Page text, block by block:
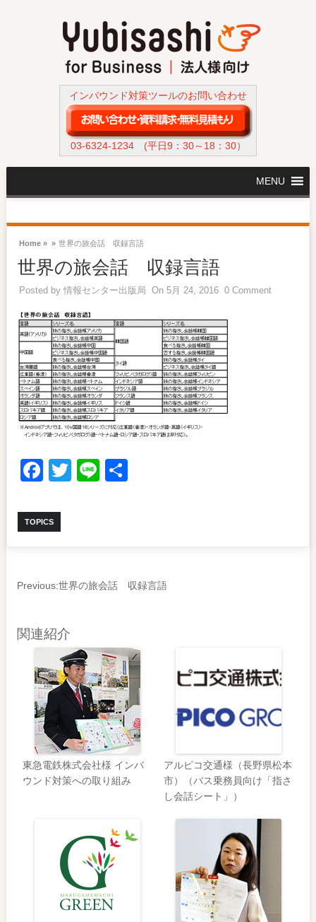
インバウンド対策ツールのお問い合わせ
03-6324-1234(平日9：30～18：30）
MENU
Home » » 世界の旅会話 収録言語
世界の旅会話 収録言語
Posted by 情報センター出版局 On 5月 24, 2016 0 Comment
Facebook
Twitter
Line共
TOPICS
Previous:世界の旅会話 収録言語
関連紹介
東急電鉄株式会社様 インバ
ウンド対策への取り組み
アルピコ交通様（長野県松本
市）（バス乗務員向け「指さ
し会話シート」）